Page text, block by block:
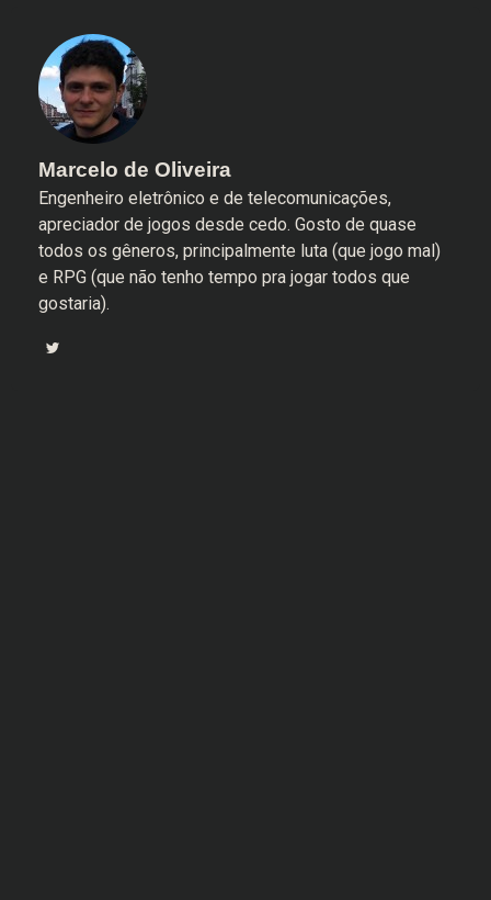
Marcelo de Oliveira
Engenheiro eletrônico e de telecomunicações,
apreciador de jogos desde cedo. Gosto de quase
todos os gêneros, principalmente luta (que jogo mal)
e RPG (que não tenho tempo pra jogar todos que
gostaria).